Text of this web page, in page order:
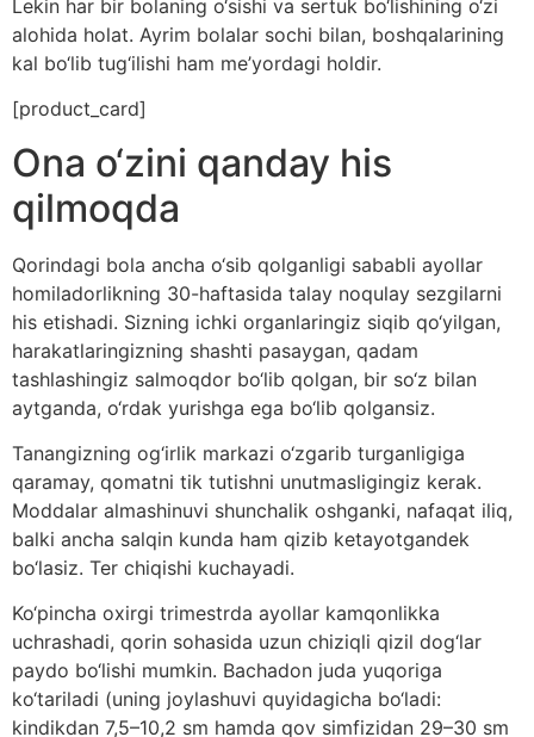
Lekin har bir bolaning o‘sishi va sertuk bo‘lishining o‘zi
alohida holat. Ayrim bolalar sochi bilan, boshqalarining
kal bo‘lib tug‘ilishi ham me’yordagi holdir.
[product_card]
Ona o‘zini qanday his
qilmoqda
Qorindagi bola ancha o‘sib qolganligi sababli ayollar
homiladorlikning 30-haftasida talay noqulay sezgilarni
his etishadi. Sizning ichki organlaringiz siqib qo‘yilgan,
harakatlaringizning shashti pasaygan, qadam
tashlashingiz salmoqdor bo‘lib qolgan, bir so‘z bilan
aytganda, o‘rdak yurishga ega bo‘lib qolgansiz.
Tanangizning og‘irlik markazi o‘zgarib turganligiga
qaramay, qomatni tik tutishni unutmasligingiz kerak.
Moddalar almashinuvi shunchalik oshganki, nafaqat iliq,
balki ancha salqin kunda ham qizib ketayotgandek
bo‘lasiz. Ter chiqishi kuchayadi.
Ko‘pincha oxirgi trimestrda ayollar kamqonlikka
uchrashadi, qorin sohasida uzun chiziqli qizil dog‘lar
paydo bo‘lishi mumkin. Bachadon juda yuqoriga
ko‘tariladi (uning joylashuvi quyidagicha bo‘ladi:
kindikdan 7,5–10,2 sm hamda qov simfizidan 29–30 sm